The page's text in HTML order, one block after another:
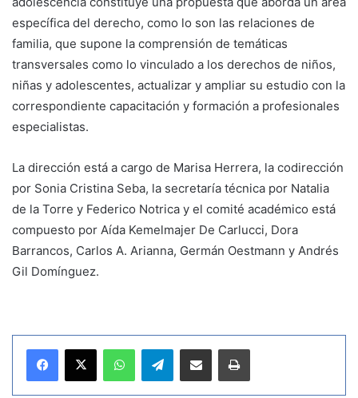
específica del derecho, como lo son las relaciones de
familia, que supone la comprensión de temáticas
transversales como lo vinculado a los derechos de niños,
niñas y adolescentes, actualizar y ampliar su estudio con la
correspondiente capacitación y formación a profesionales
especialistas.
La dirección está a cargo de Marisa Herrera, la codirección
por Sonia Cristina Seba, la secretaría técnica por Natalia
de la Torre y Federico Notrica y el comité académico está
compuesto por Aída Kemelmajer De Carlucci, Dora
Barrancos, Carlos A. Arianna, Germán Oestmann y Andrés
Gil Domínguez.
Telegram